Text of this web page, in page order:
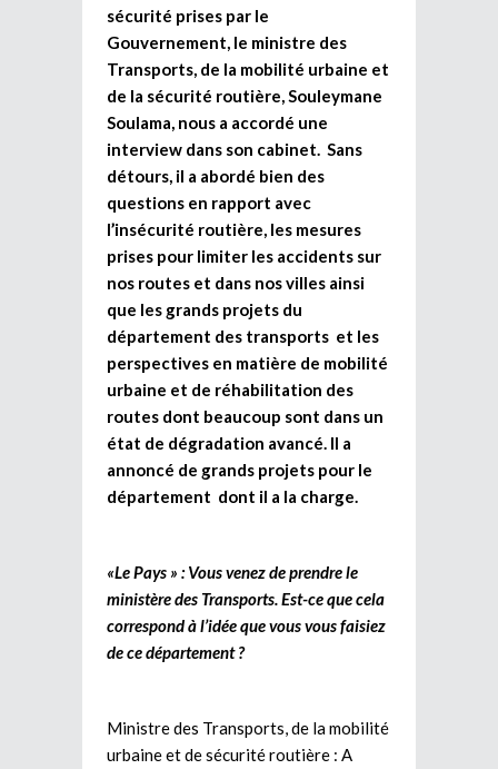
sécurité prises par le
Gouvernement, le ministre des
Transports, de la mobilité urbaine et
de la sécurité routière, Souleymane
Soulama, nous a accordé une
interview dans son cabinet. Sans
détours, il a abordé bien des
questions en rapport avec
l’insécurité routière, les mesures
prises pour limiter les accidents sur
nos routes et dans nos villes ainsi
que les grands projets du
département des transports et les
perspectives en matière de mobilité
urbaine et de réhabilitation des
routes dont beaucoup sont dans un
état de dégradation avancé. Il a
annoncé de grands projets pour le
département dont il a la charge.
«Le Pays » : Vous venez de prendre le
ministère des Transports. Est-ce que cela
correspond à l’idée que vous vous faisiez
de ce département ?
Ministre des Transports, de la mobilité
urbaine et de sécurité routière : A